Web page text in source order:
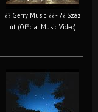
?? Gerry Music ?? - ?? Száz
út (Official Music Video)